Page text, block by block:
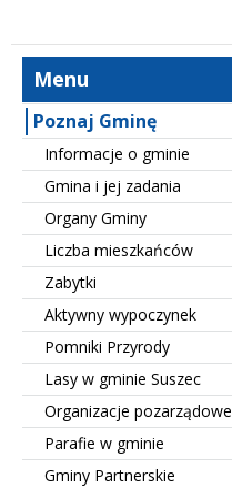
Menu
Poznaj Gminę
Informacje o gminie
Gmina i jej zadania
Organy Gminy
Liczba mieszkańców
Zabytki
Aktywny wypoczynek
Pomniki Przyrody
Lasy w gminie Suszec
Organizacje pozarządowe
Parafie w gminie
Gminy Partnerskie